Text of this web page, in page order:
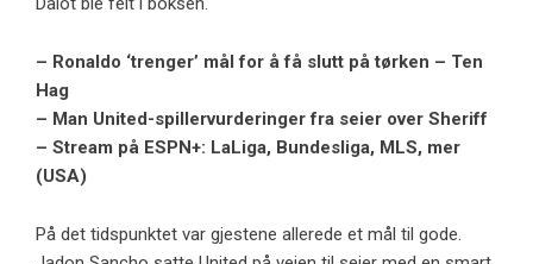
– Ronaldo ‘trenger’ mål for å få slutt på tørken – Ten
Hag
– Man United-spillervurderinger fra seier over Sheriff
– Stream på ESPN+: LaLiga, Bundesliga, MLS, mer
(USA)
På det tidspunktet var gjestene allerede et mål til gode.